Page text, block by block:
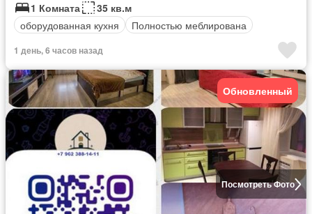
1 Комната
35 кв.м
оборудованная кухня
Полностью меблирована
1 день, 6 часов назад
Посмотреть Фото
Обновленный